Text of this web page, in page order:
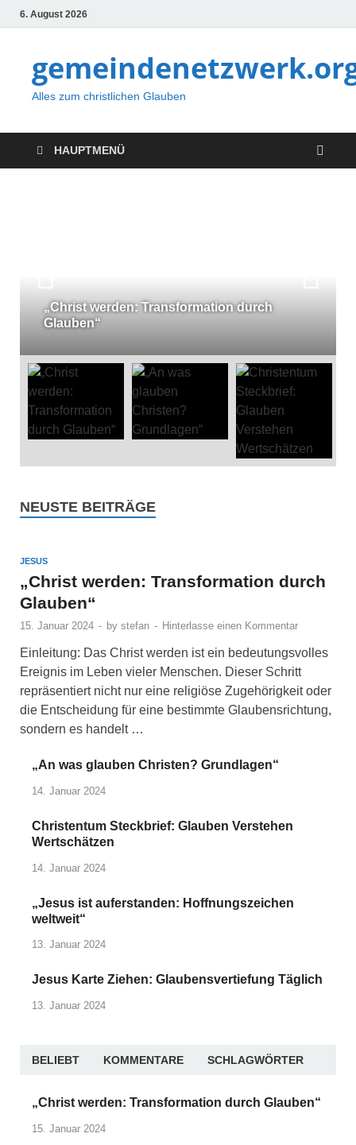
6. August 2026
Alles zum christlichen Glauben
HAUPTMENÜ
„Christ werden: Transformation durch
Glauben“
NEUSTE BEITRÄGE
JESUS
„Christ werden: Transformation durch
Glauben“
15. Januar 2024 - by stefan - Hinterlasse einen Kommentar
Einleitung: Das Christ werden ist ein bedeutungsvolles
Ereignis im Leben vieler Menschen. Dieser Schritt
repräsentiert nicht nur eine religiöse Zugehörigkeit oder
die Entscheidung für eine bestimmte Glaubensrichtung,
sondern es handelt …
„An was glauben Christen? Grundlagen“
14. Januar 2024
Christentum Steckbrief: Glauben Verstehen
Wertschätzen
14. Januar 2024
„Jesus ist auferstanden: Hoffnungszeichen
weltweit“
13. Januar 2024
Jesus Karte Ziehen: Glaubensvertiefung Täglich
13. Januar 2024
BELIEBT KOMMENTARE SCHLAGWÖRTER
„Christ werden: Transformation durch Glauben“
15. Januar 2024